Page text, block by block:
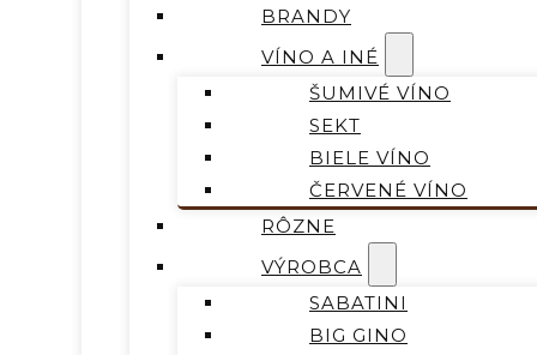
BRANDY
VÍNO A INÉ
ŠUMIVÉ VÍNO
SEKT
BIELE VÍNO
ČERVENÉ VÍNO
RÔZNE
VÝROBCA
SABATINI
BIG GINO